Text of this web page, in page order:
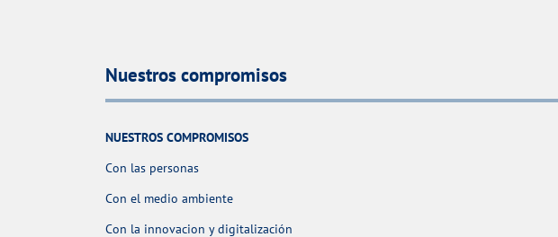
Nuestros compromisos
NUESTROS COMPROMISOS
Con las personas
Con el medio ambiente
Con la innovacion y digitalización